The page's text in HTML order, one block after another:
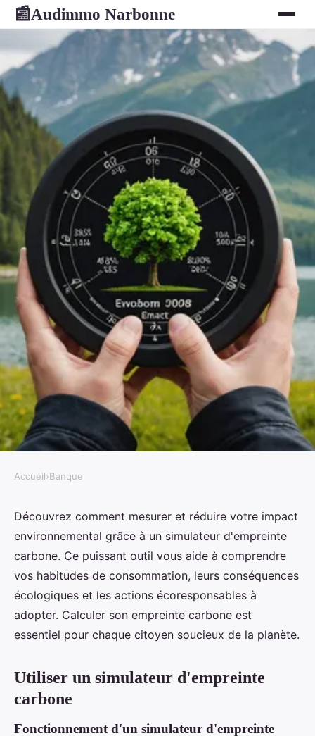
📰Audimmo Narbonne
Calculer votre impact
environnemental avec un
simulateur empreinte carbone
Noa•2 septembre 2024•4 min de lecture
Accueil›Banque
Découvrez comment mesurer et réduire votre impact
environnemental grâce à un simulateur d'empreinte
carbone. Ce puissant outil vous aide à comprendre
vos habitudes de consommation, leurs conséquences
écologiques et les actions écoresponsables à
adopter. Calculer son empreinte carbone est
essentiel pour chaque citoyen soucieux de la planète.
Utiliser un simulateur d'empreinte
carbone
Fonctionnement d'un simulateur d'empreinte